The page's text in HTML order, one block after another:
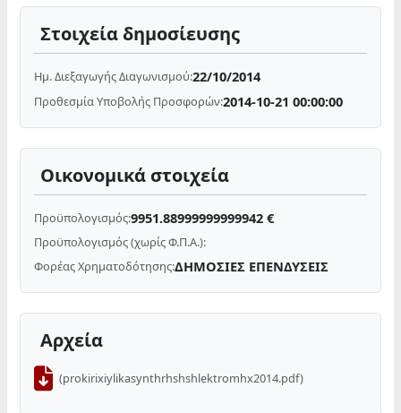
Στοιχεία δημοσίευσης
Ημ. Διεξαγωγής Διαγωνισμού:22/10/2014
Προθεσμία Υποβολής Προσφορών:2014-10-21 00:00:00
Οικονομικά στοιχεία
Προϋπολογισμός:9951.88999999999942 €
Προϋπολογισμός (χωρίς Φ.Π.Α.):
Φορέας Χρηματοδότησης:ΔΗΜΟΣΙΕΣ ΕΠΕΝΔΥΣΕΙΣ
Αρχεία
(prokirixiylikasynthrhshshlektromhx2014.pdf)